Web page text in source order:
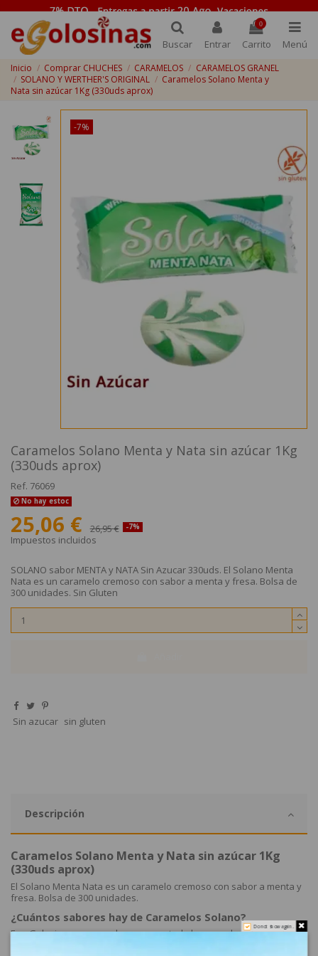
Buscar Entrar
0
Carrito Menú
Inicio Comprar CHUCHES CARAMELOS
CARAMELOS GRANEL
SOLANO Y WERTHER'S ORIGINAL
Caramelos Solano Menta y
Nata sin azúcar 1Kg (330uds aprox)
-7%
Caramelos Solano Menta y Nata sin azúcar 1Kg
(330uds aprox)
Ref. 76069
No hay estoc
25,06 € 26,95 € -7%
Impuestos incluidos
SOLANO sabor MENTA y NATA Sin Azucar 330uds. El Solano Menta
Nata es un caramelo cremoso con sabor a menta y fresa. Bolsa de
300 unidades. Sin Gluten
Sin azucar sin gluten
Descripción
Caramelos Solano Menta y Nata sin azúcar 1Kg
(330uds aprox)
El Solano Menta Nata es un caramelo cremoso con sabor a menta y
fresa. Bolsa de 300 unidades.
¿Cuántos sabores hay de Caramelos Solano?
En eGolosinas.com puedes comprar toda la gama de sabores de
Do not show again.